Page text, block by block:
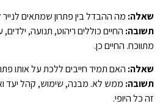
שאלה: מה ההבדל בין פתרון שמתאים לנייר
תשובה: החיים כוללים ריהוט, תנועה, ילדים,
מתווכח. החיים כן.
שאלה: האם תמיד חייבים ללכת על אותו
תשובה: ממש לא. מבנה, שימוש, קהל יעד
זה כל היופי.